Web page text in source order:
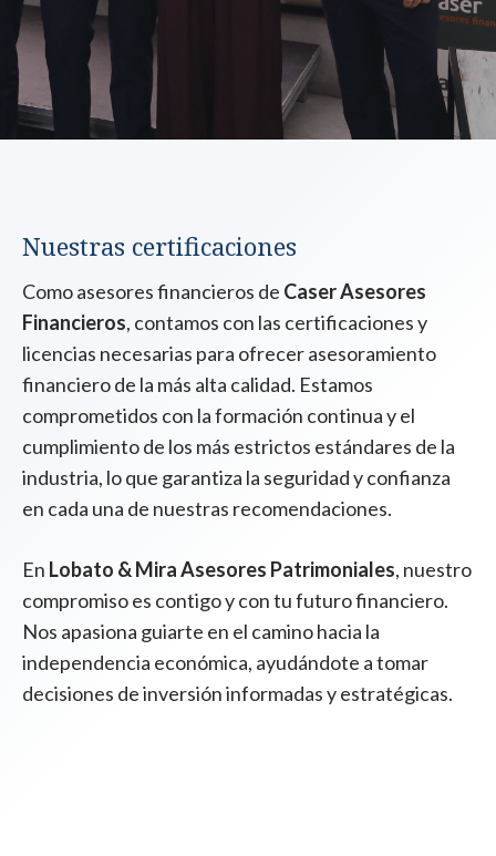
Nuestras certificaciones
Como asesores financieros de Caser Asesores
Financieros, contamos con las certificaciones y
licencias necesarias para ofrecer asesoramiento
financiero de la más alta calidad. Estamos
comprometidos con la formación continua y el
cumplimiento de los más estrictos estándares de la
industria, lo que garantiza la seguridad y confianza
en cada una de nuestras recomendaciones.
En Lobato & Mira Asesores Patrimoniales, nuestro
compromiso es contigo y con tu futuro financiero.
Nos apasiona guiarte en el camino hacia la
independencia económica, ayudándote a tomar
decisiones de inversión informadas y estratégicas.